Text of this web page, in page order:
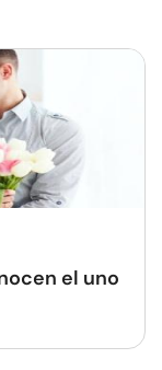
el uno